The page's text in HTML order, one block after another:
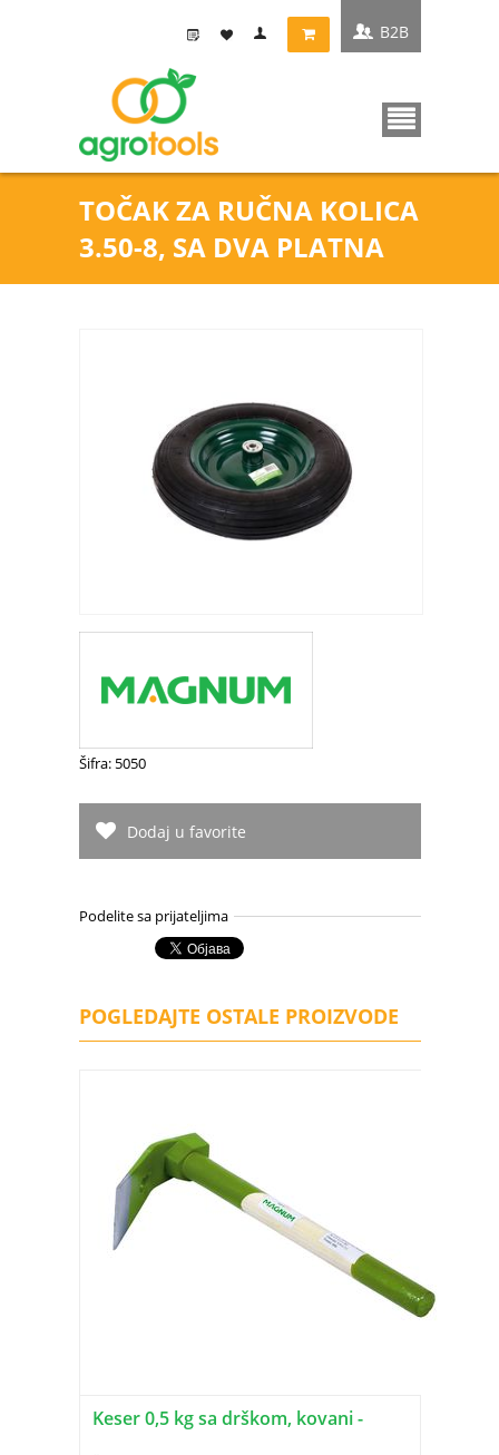
TOČAK ZA RUČNA KOLICA
3.50-8, SA DVA PLATNA
B2B
Šifra: 5050
Dodaj u favorite
Podelite sa prijateljima
POGLEDAJTE OSTALE PROIZVODE
Keser 0,5 kg sa drškom, kovani -